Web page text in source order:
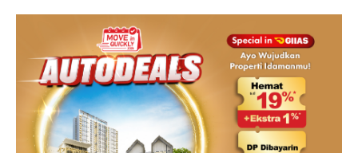
Land. Partisipasi ini menjadi wujud komitmen Sinar Mas Land
dalam memberikan kemudahan dan pengalaman berbeda bagi
para pencari hunian […]